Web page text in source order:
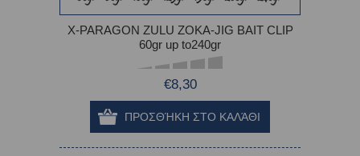
X-PARAGON ZULU ZOKA-JIG BAIT CLIP
60gr up to240gr
€8,30